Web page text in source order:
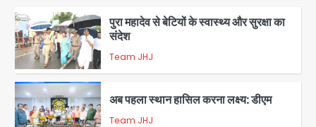
2
पुरा महादेव से बेटियों के स्वास्थ्य और सुरक्षा का
संदेश
Team JHJ
अब पहला स्थान हासिल करना लक्ष्य: डीएम
Team JHJ